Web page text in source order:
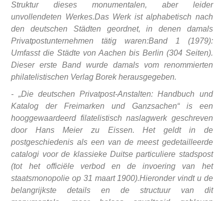
Struktur dieses monumentalen, aber leider
unvollendeten Werkes.Das Werk ist alphabetisch nach
den deutschen Städten geordnet, in denen damals
Privatpostunternehmen tätig waren:Band 1 (1979):
Umfasst die Städte von Aachen bis Berlin (304 Seiten).
Dieser erste Band wurde damals vom renommierten
philatelistischen Verlag Borek herausgegeben.
- „Die deutschen Privatpost-Anstalten: Handbuch und
Katalog der Freimarken und Ganzsachen“ is een
hooggewaardeerd filatelistisch naslagwerk geschreven
door Hans Meier zu Eissen. Het geldt in de
postgeschiedenis als een van de meest gedetailleerde
catalogi voor de klassieke Duitse particuliere stadspost
(tot het officiële verbod en de invoering van het
staatsmonopolie op 31 maart 1900).Hieronder vindt u de
belangrijkste details en de structuur van dit